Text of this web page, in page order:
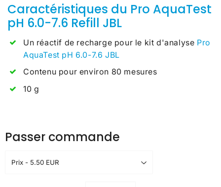
Caractéristiques du Pro AquaTest
pH 6.0-7.6 Refill JBL
Un réactif de recharge pour le kit d'analyse Pro
AquaTest pH 6.0-7.6 JBL
Contenu pour environ 80 mesures
10 g
Passer commande